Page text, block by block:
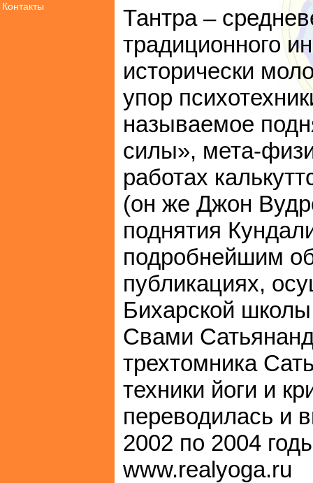
Контакты
Тантра –
традиционного
исторически
упор
называемое
силы», мета-
работах
(он же Джон
поднятия
подробнейшим
публикациях,
Бихарской
Свами
трехтомника
техники йоги и
переводилась и
2002 по 2004
www.realyoga.ru